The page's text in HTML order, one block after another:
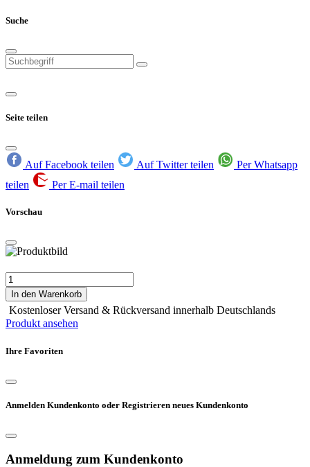
Suche
Seite teilen
Auf Facebook teilen Auf Twitter teilen
Per Whatsapp
teilen
Per E-mail teilen
Vorschau
In den Warenkorb
Kostenloser Versand & Rückversand innerhalb Deutschlands
Produkt ansehen
Ihre Favoriten
Anmelden Kundenkonto oder Registrieren neues Kundenkonto
Anmeldung zum Kundenkonto